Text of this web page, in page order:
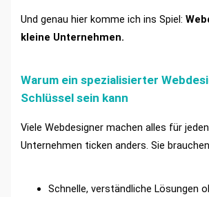
Und genau hier komme ich ins Spiel:
kleine Unternehmen.
Warum ein spezialisierter
Schlüssel sein kann
Viele Webdesigner machen alles für
Unternehmen ticken anders. Sie
Schnelle, verständliche Lösungen